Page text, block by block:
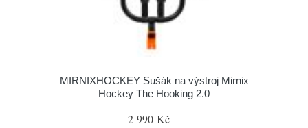
MIRNIXHOCKEY Sušák na výstroj Mirnix
Hockey The Hooking 2.0
2 990 Kč